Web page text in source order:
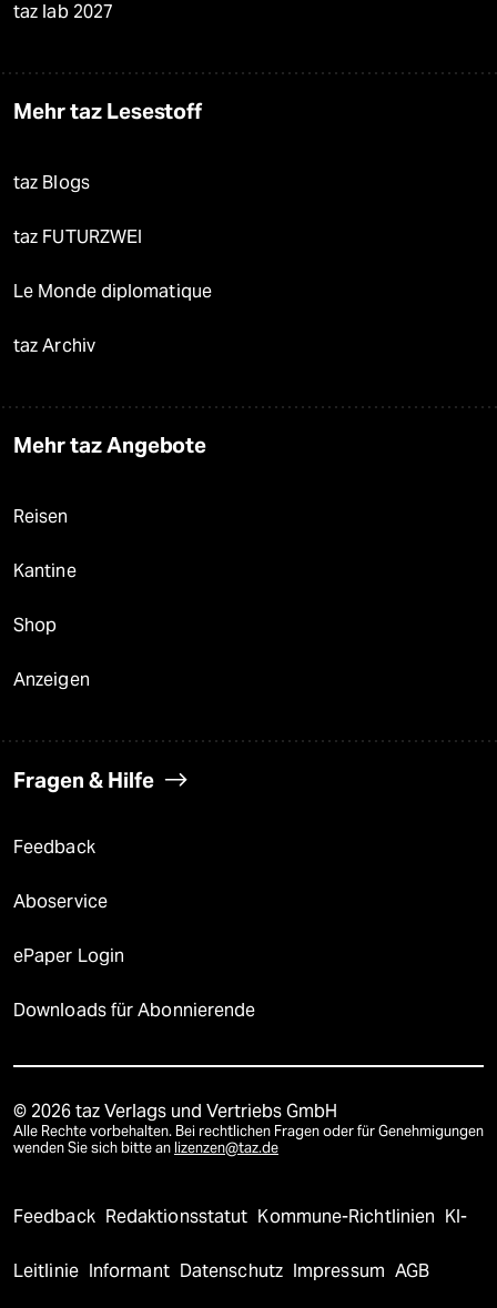
taz lab 2027
Mehr taz Lesestoff
taz Blogs
taz FUTURZWEI
Le Monde diplomatique
taz Archiv
Mehr taz Angebote
Reisen
Kantine
Shop
Anzeigen
Fragen & Hilfe
Feedback
Aboservice
ePaper Login
Downloads für Abonnierende
© 2026 taz Verlags und Vertriebs GmbH
Alle Rechte vorbehalten. Bei rechtlichen Fragen oder für Genehmigungen
wenden Sie sich bitte an lizenzen@taz.de
Feedback Redaktionsstatut Kommune-Richtlinien KI-
Leitlinie Informant Datenschutz Impressum AGB